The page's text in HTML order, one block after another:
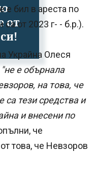
от
е бил в ареста по
от 2023 г- - б.р.).
Украйна Олеся
"не е обърнала
на това, че
тези средства и
и внесени по
че
това, че Невзоров